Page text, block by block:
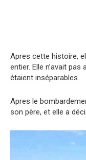
Apres cette histoire,
entier. Elle n’avait
étaient inséparables.
Apres le
son père, et elle a